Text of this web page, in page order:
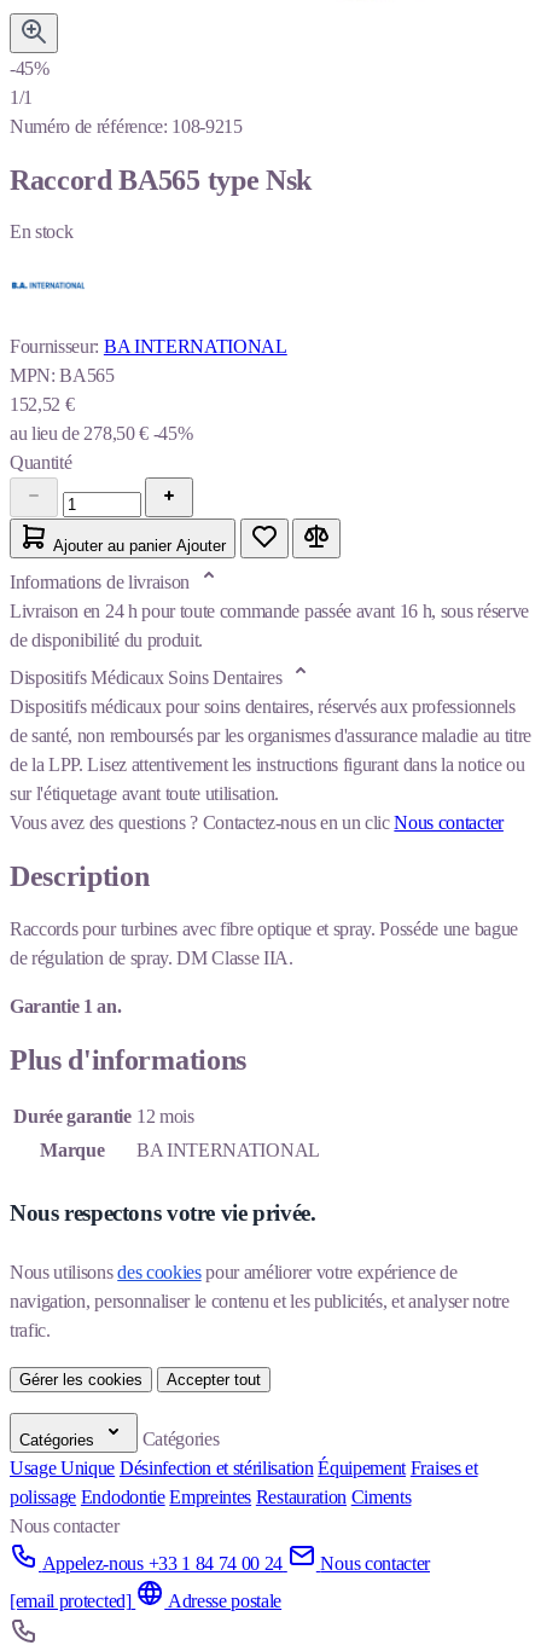
-45%
1/1
Numéro de référence: 108-9215
Raccord BA565 type Nsk
En stock
Fournisseur: BA INTERNATIONAL
MPN: BA565
152,52 €
au lieu de278,50 € -45%
Quantité
Ajouter au panier Ajouter
Informations de livraison
Livraison en 24 h pour toute commande passée avant 16 h, sous réserve
de disponibilité du produit.
Dispositifs Médicaux Soins Dentaires
Dispositifs médicaux pour soins dentaires, réservés aux professionnels
de santé, non remboursés par les organismes d'assurance maladie au titre
de la LPP. Lisez attentivement les instructions figurant dans la notice ou
sur l'étiquetage avant toute utilisation.
Vous avez des questions ? Contactez-nous en un clicNous contacter
Description
Raccords pour turbines avec fibre optique et spray. Posséde une bague
de régulation de spray. DM Classe IIA.
Garantie 1 an.
Plus d'informations
Durée garantie 12 mois
Marque
BA INTERNATIONAL
Nous respectons votre vie privée.
Nous utilisons des cookies pour améliorer votre expérience de
navigation, personnaliser le contenu et les publicités, et analyser notre
trafic.
Gérer les cookies Accepter tout
Catégories
Catégories
Usage Unique Désinfection et stérilisation Équipement Fraises et
polissage Endodontie Empreintes Restauration Ciments
Nous contacter
Appelez-nous +33 1 84 74 00 24
Nous contacter
[email protected]
Adresse postale